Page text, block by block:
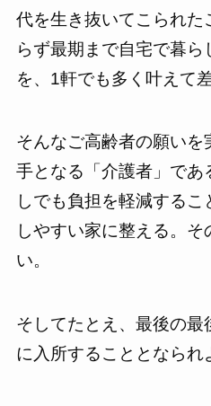
代を生き抜いてこられた
らず最期まで自宅で暮
を、1軒でも多く叶えて
そんなご高齢者の願いを
手となる「介護者」であ
しでも負担を軽減する
しやすい家に整える。
い。
そしてたとえ、最後の最
に入所することとなられ